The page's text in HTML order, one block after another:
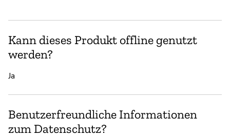
Kann dieses Produkt offline genutzt
werden?
Ja
Benutzerfreundliche Informationen
zum Datenschutz?